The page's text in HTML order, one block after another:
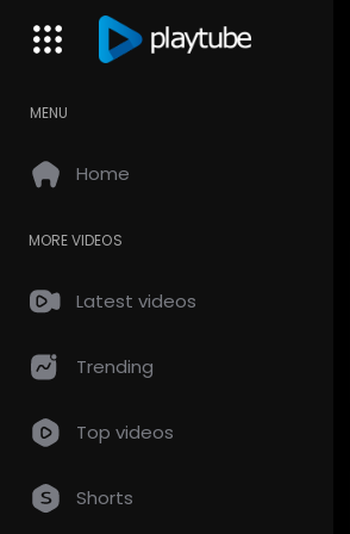
MENU
Home
MORE VIDEOS
Latest videos
Trending
Top videos
Shorts